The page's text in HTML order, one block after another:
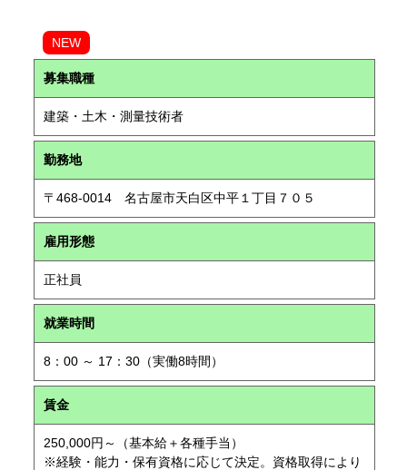
NEW
募集職種
建築・土木・測量技術者
勤務地
〒468-0014 名古屋市天白区中平１丁目７０５
雇用形態
正社員
就業時間
8：00 ～ 17：30（実働8時間）
賃金
250,000円～（基本給＋各種手当）
※経験・能力・保有資格に応じて決定。資格取得により